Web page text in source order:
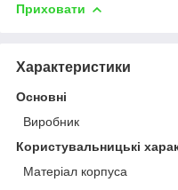
Приховати
Характеристики
Основні
Виробник
Користувальницькі
Матеріал корпуса